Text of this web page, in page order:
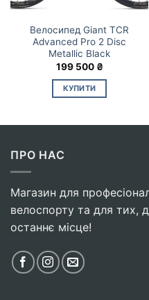
Велосипед Giant TCR
Advanced Pro 2 Disc
Metallic Black
199 500 ₴
КУПИТИ
ПРО НАС
Магазин для
велоспорту та для тих,
останнє місце!